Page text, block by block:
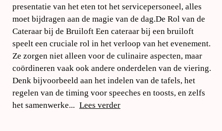
presentatie van het eten tot het servicepersoneel, alles
moet bijdragen aan de magie van de dag.De Rol van de
Cateraar bij de Bruiloft Een cateraar bij een bruiloft
speelt een cruciale rol in het verloop van het evenement.
Ze zorgen niet alleen voor de culinaire aspecten, maar
coördineren vaak ook andere onderdelen van de viering.
Denk bijvoorbeeld aan het indelen van de tafels, het
regelen van de timing voor speeches en toosts, en zelfs
het samenwerke... Lees verder